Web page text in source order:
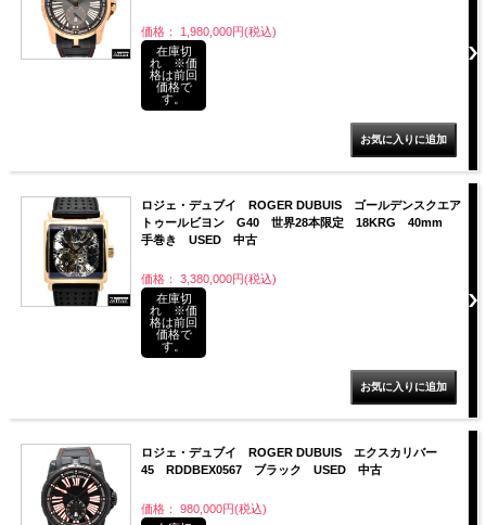
価格： 1,980,000円(税込)
在庫切
れ ※価
格は前回
価格で
す。
ロジェ・デュブイ ROGER DUBUIS ゴールデンスクエア
トゥールビヨン G40 世界28本限定 18KRG 40mm
手巻き USED 中古
価格： 3,380,000円(税込)
在庫切
れ ※価
格は前回
価格で
す。
ロジェ・デュブイ ROGER DUBUIS エクスカリバー
45 RDDBEX0567 ブラック USED 中古
価格： 980,000円(税込)